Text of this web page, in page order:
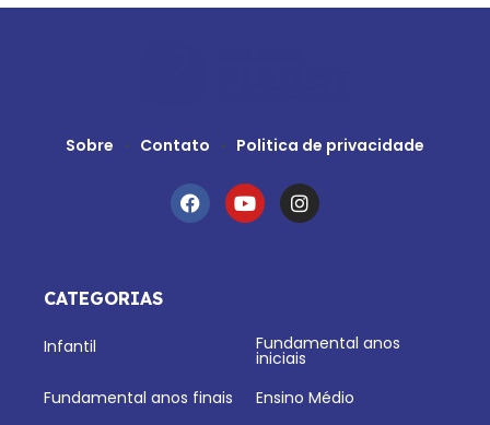
Sobre Contato Politica de privacidade
CATEGORIAS
Infantil Fundamental anos
iniciais
Fundamental anos finais
Ensino Médio